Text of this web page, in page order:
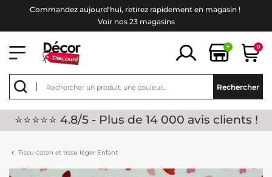
Commandez aujourd'hui, retirez rapidement en magasin !
Voir nos 23 magasins
+ 0
Rechercher
⭐⭐⭐⭐⭐ 4.8/5 - Plus de 14 000 avis clients !
Tissu coton et tissu léger Enfant